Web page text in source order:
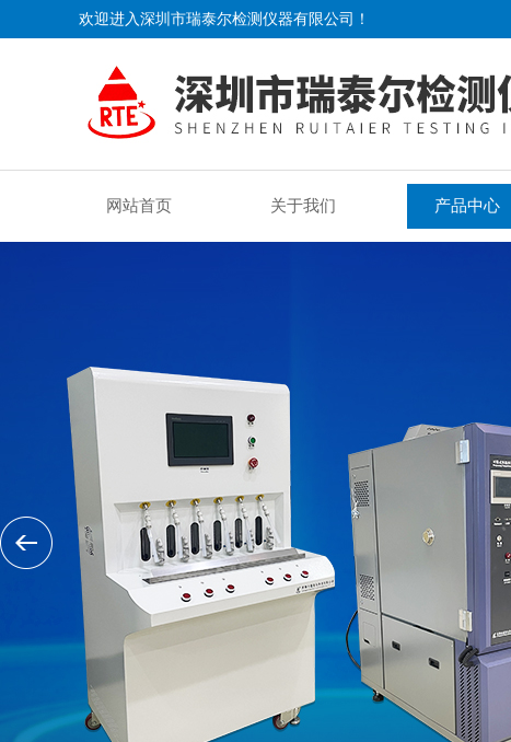
欢迎进入深圳市瑞泰尔检测仪器有限公司！
网站首页 关于我们 产品中心